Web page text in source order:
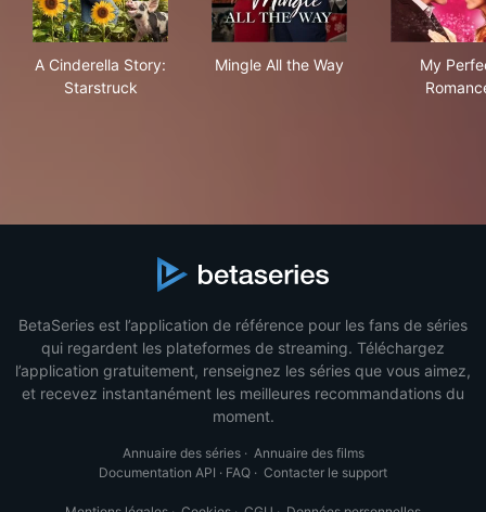
A Cinderella Story:
Starstruck
Mingle All the Way
My
BetaSeries est l’application de référence pour les fans de séries
qui regardent les plateformes de streaming. Téléchargez
l’application gratuitement, renseignez les séries que vous aimez,
et recevez instantanément les meilleures recommandations du
moment.
Annuaire des séries· Annuaire des films
Documentation API · FAQ · Contacter le support